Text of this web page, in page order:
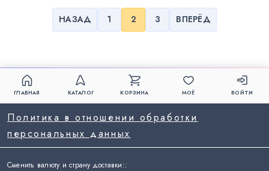
НАЗАД 1 2 3 ВПЕРЁД
ГЛАВНАЯ КАТАЛОГ КОРЗИНА МОЁ ВОЙТИ
Политика в отношении обработки
персональных данных
Сменить валюту и страну доставки::